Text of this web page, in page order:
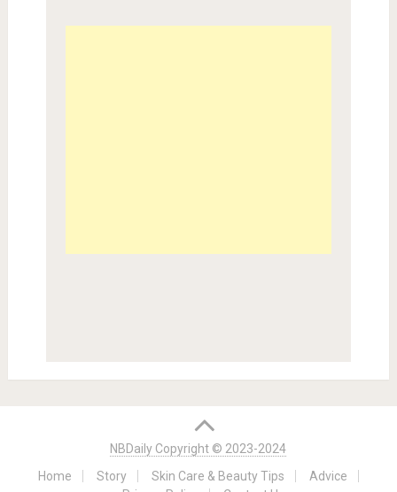
NBDaily Copyright © 2023-2024
Home
Story Skin Care & Beauty Tips
Advice